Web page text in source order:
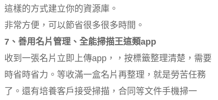
這樣的方式建立你的資源庫。
非常方便，可以節省很多很多時間。
7、善用名片管理、 全能掃描王這類app
收到一張名片立即上傳app，，按標籤整理清楚，需要
時省時省力。等收滿一盒名片再整理，就是勞苦任務
了。還有培養客戶接受掃描，合同等文件手機掃一